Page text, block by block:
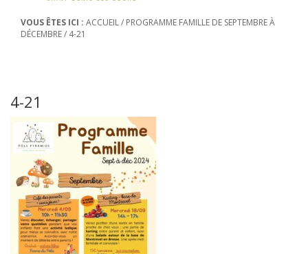
VOUS ÊTES ICI : ACCUEIL/ PROGRAMME FAMILLE DE SEPTEMBRE À
DÉCEMBRE/ 4-21
4-21